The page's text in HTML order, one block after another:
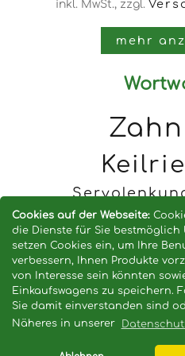
Cookies auf der Webseite:
die Dienste für Sie bestmöglich
setzen Cookies ein, um Ihre
verbessern, Ihnen Produkte
von Interesse sein könnten
Einkaufswagens zu speichern.
Sie damit einverstanden sind
Näheres in unserer
inkl. MwSt., zzgl.
mehr
Dichtung
© 2026 -